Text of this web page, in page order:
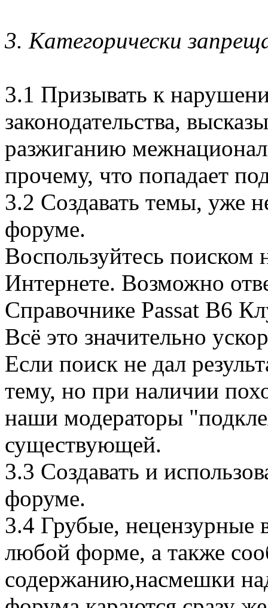
3. Категорически
3.1 Призывать к
законодательства,
разжиганию
прочему, что попадает
3.2 Создавать темы, уже
форуме.
Воспользуйтесь
Интернете. Возможно
Справочнике Passat B6
Всё это значительно
Если поиск не дал
тему, но при наличии
наши модераторы
существующей.
3.3 Создавать и
форуме.
3.4 Грубые, нецензурные
любой форме, а также
содержанию,насмешки